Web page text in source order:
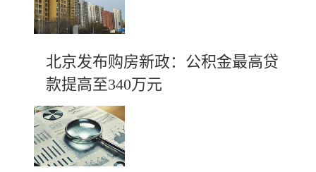
北京发布购房新政：公积金最高贷
款提高至340万元